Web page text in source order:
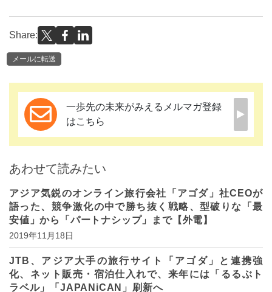
Share:
メールに転送
一歩先の未来がみえるメルマガ登録
はこちら
あわせて読みたい
アジア気鋭のオンライン旅行会社「アゴダ」社CEOが
語った、競争激化の中で勝ち抜く戦略、型破りな「最
安値」から「パートナシップ」まで【外電】
2019年11月18日
JTB、アジア大手の旅行サイト「アゴダ」と連携強
化、ネット販売・宿泊仕入れで、来年には「るるぶト
ラベル」「JAPANiCAN」刷新へ